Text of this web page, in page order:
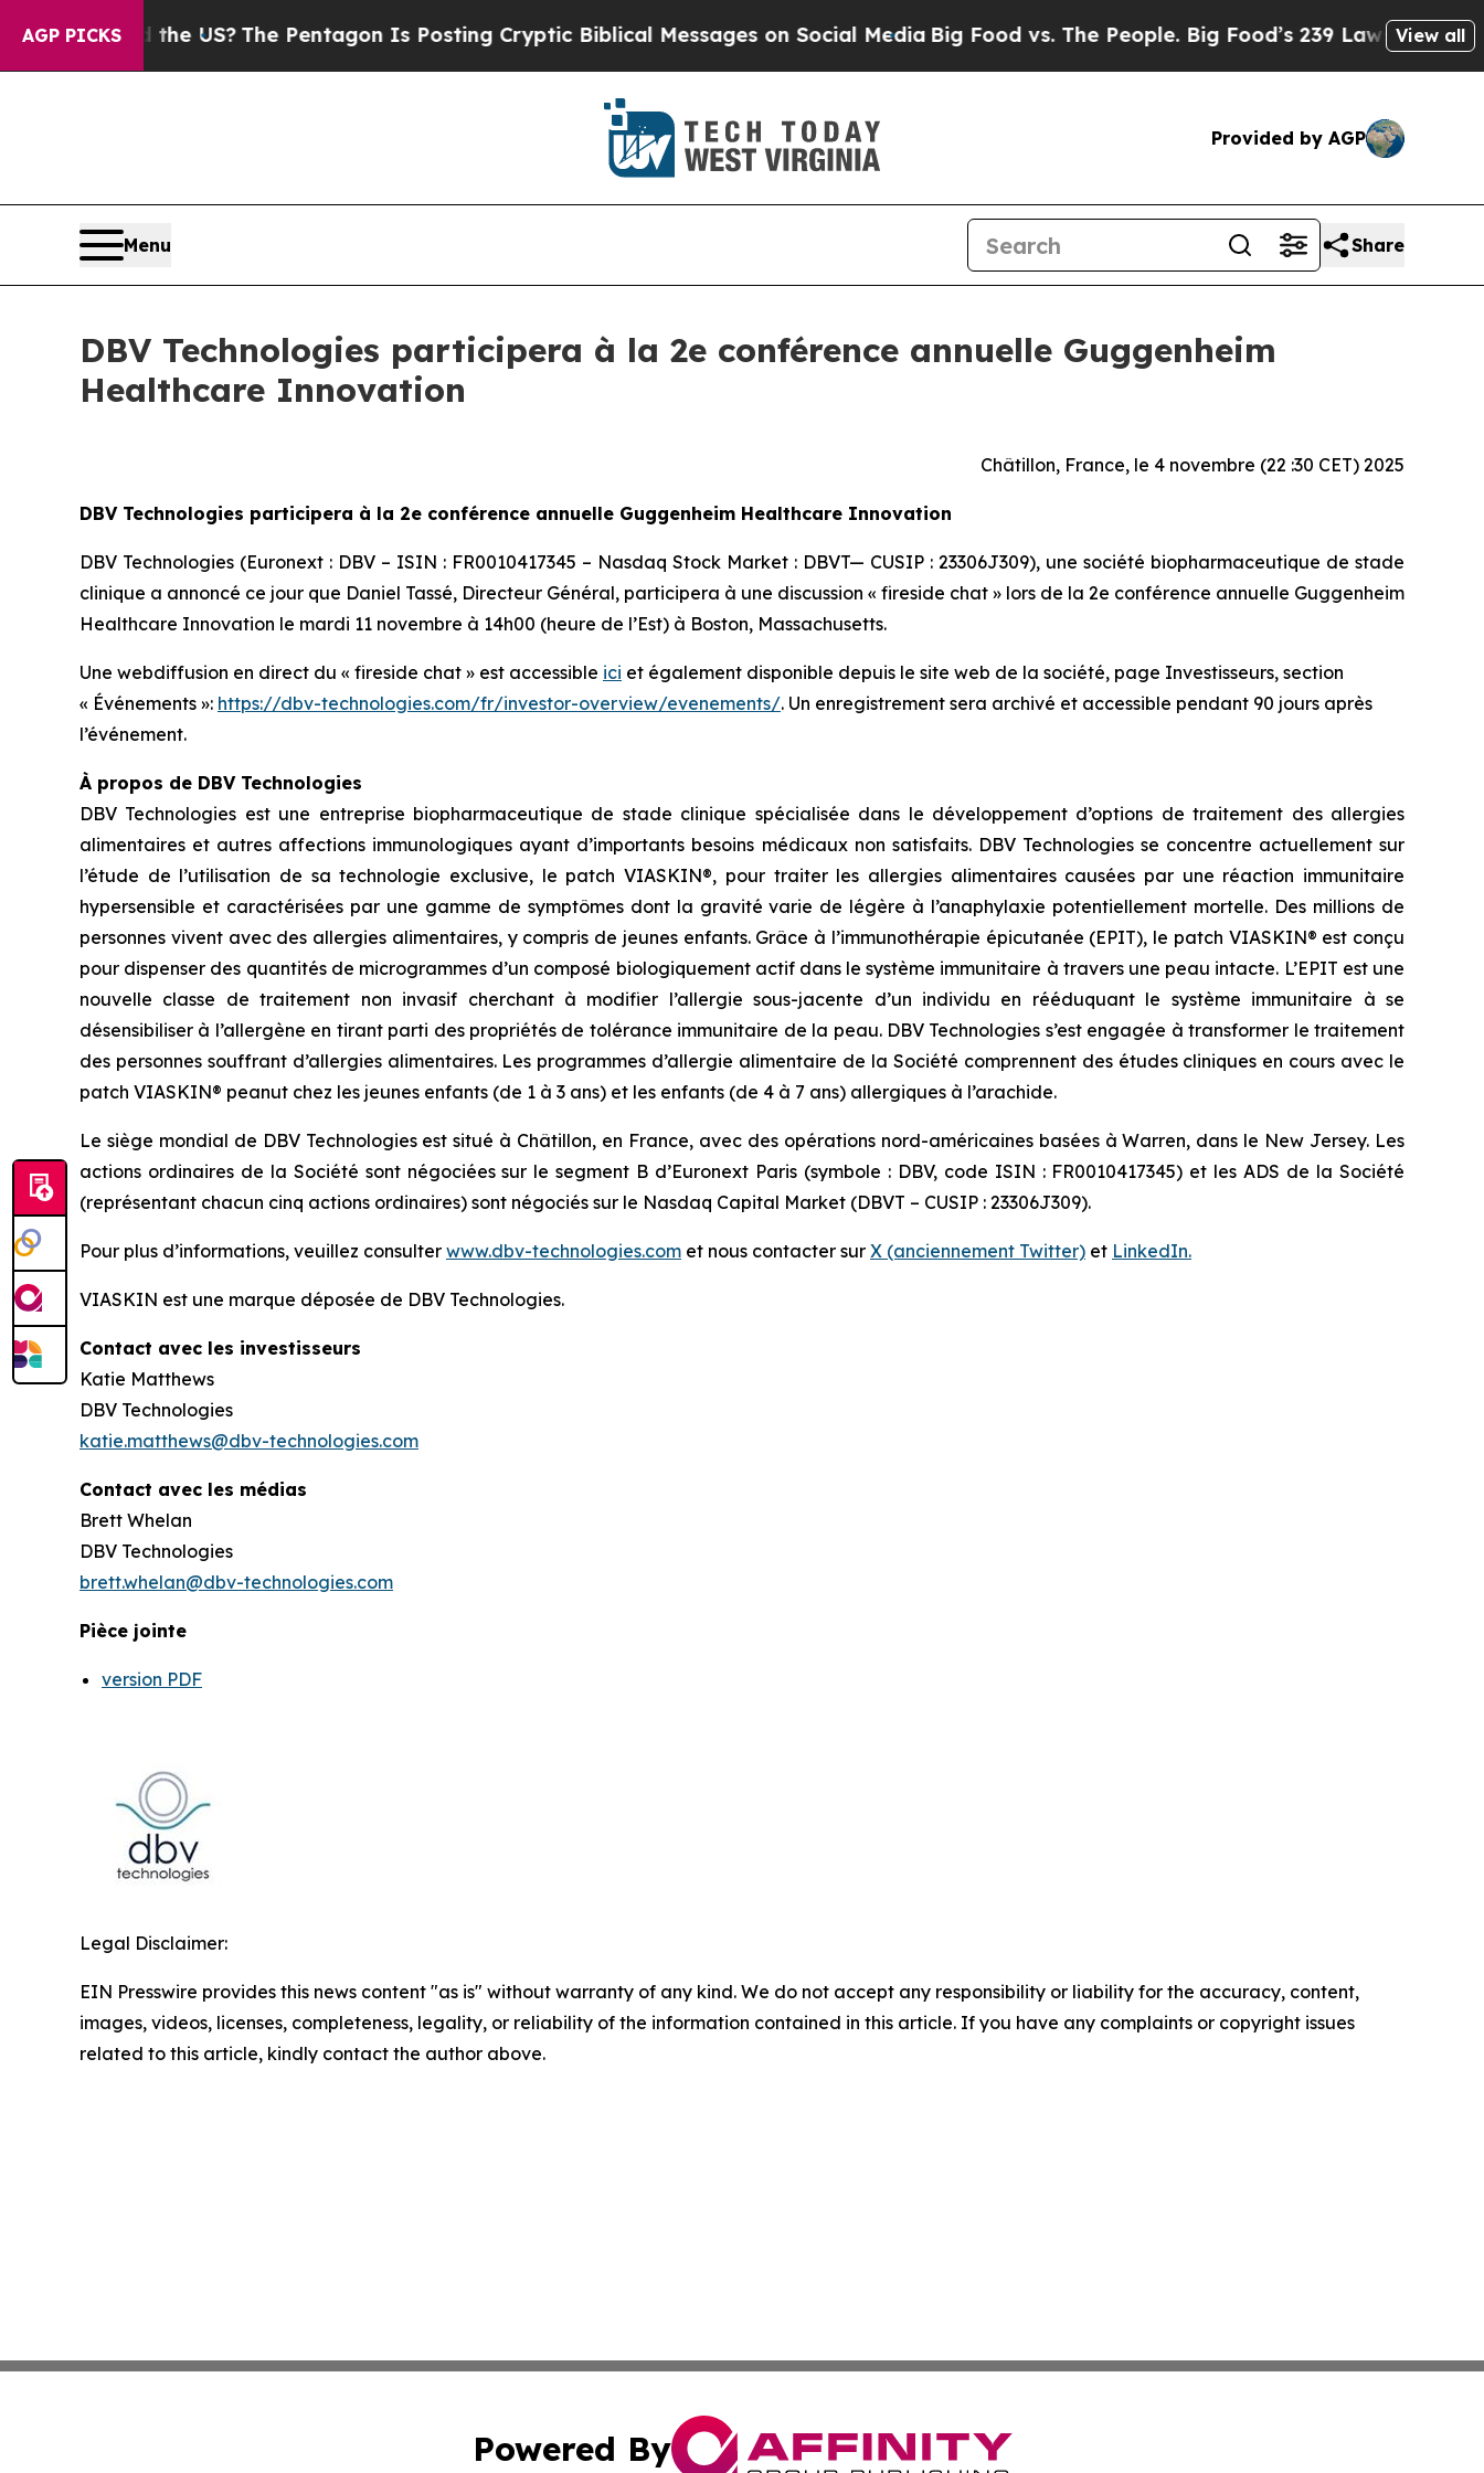
AGP PICKSthe US?The Pentagon Is Posting Cryptic Biblical Messages on Social Media Big Food vs. The People. Big Food’s 239 Lawsuits Against
View all
Provided by AGP
Menu Share
DBV Technologies participera à la 2e conférence annuelle Guggenheim
Healthcare Innovation
Châtillon, France, le 4 novembre (22 :30 CET) 2025
DBV Technologies participera à la 2e conférence annuelle Guggenheim Healthcare Innovation
DBV Technologies (Euronext : DBV – ISIN : FR0010417345 – Nasdaq Stock Market : DBVT— CUSIP : 23306J309), une société biopharmaceutique de stade
clinique a annoncé ce jour que Daniel Tassé, Directeur Général, participera à une discussion « fireside chat » lors de la 2e conférence annuelle Guggenheim
Healthcare Innovation le mardi 11 novembre à 14h00 (heure de l’Est) à Boston, Massachusetts.
Une webdiffusion en direct du « fireside chat » est accessible ici et également disponible depuis le site web de la société, page Investisseurs, section
« Événements »: https://dbv-technologies.com/fr/investor-overview/evenements/. Un enregistrement sera archivé et accessible pendant 90 jours après
l’événement.
À propos de DBV Technologies
DBV Technologies est une entreprise biopharmaceutique de stade clinique spécialisée dans le développement d’options de traitement des allergies
alimentaires et autres affections immunologiques ayant d’importants besoins médicaux non satisfaits. DBV Technologies se concentre actuellement sur
l’étude de l’utilisation de sa technologie exclusive, le patch VIASKIN®, pour traiter les allergies alimentaires causées par une réaction immunitaire
hypersensible et caractérisées par une gamme de symptômes dont la gravité varie de légère à l’anaphylaxie potentiellement mortelle. Des millions de
personnes vivent avec des allergies alimentaires, y compris de jeunes enfants. Grâce à l’immunothérapie épicutanée (EPIT), le patch VIASKIN® est conçu
pour dispenser des quantités de microgrammes d’un composé biologiquement actif dans le système immunitaire à travers une peau intacte. L’EPIT est une
nouvelle classe de traitement non invasif cherchant à modifier l’allergie sous-jacente d’un individu en rééduquant le système immunitaire à se
désensibiliser à l’allergène en tirant parti des propriétés de tolérance immunitaire de la peau. DBV Technologies s’est engagée à transformer le traitement
des personnes souffrant d’allergies alimentaires. Les programmes d’allergie alimentaire de la Société comprennent des études cliniques en cours avec le
patch VIASKIN® peanut chez les jeunes enfants (de 1 à 3 ans) et les enfants (de 4 à 7 ans) allergiques à l’arachide.
Le siège mondial de DBV Technologies est situé à Châtillon, en France, avec des opérations nord-américaines basées à Warren, dans le New Jersey. Les
actions ordinaires de la Société sont négociées sur le segment B d’Euronext Paris (symbole : DBV, code ISIN : FR0010417345) et les ADS de la Société
(représentant chacun cinq actions ordinaires) sont négociés sur le Nasdaq Capital Market (DBVT – CUSIP : 23306J309).
Pour plus d’informations, veuillez consulter www.dbv-technologies.com et nous contacter sur X (anciennement Twitter) et LinkedIn.
VIASKIN est une marque déposée de DBV Technologies.
Contact avec les investisseurs
Katie Matthews
DBV Technologies
katie.matthews@dbv-technologies.com
Contact avec les médias
Brett Whelan
DBV Technologies
brett.whelan@dbv-technologies.com
Pièce jointe
version PDF
Legal Disclaimer:
EIN Presswire provides this news content "as is" without warranty of any kind. We do not accept any responsibility or liability for the accuracy, content,
images, videos, licenses, completeness, legality, or reliability of the information contained in this article. If you have any complaints or copyright issues
related to this article, kindly contact the author above.
Powered By